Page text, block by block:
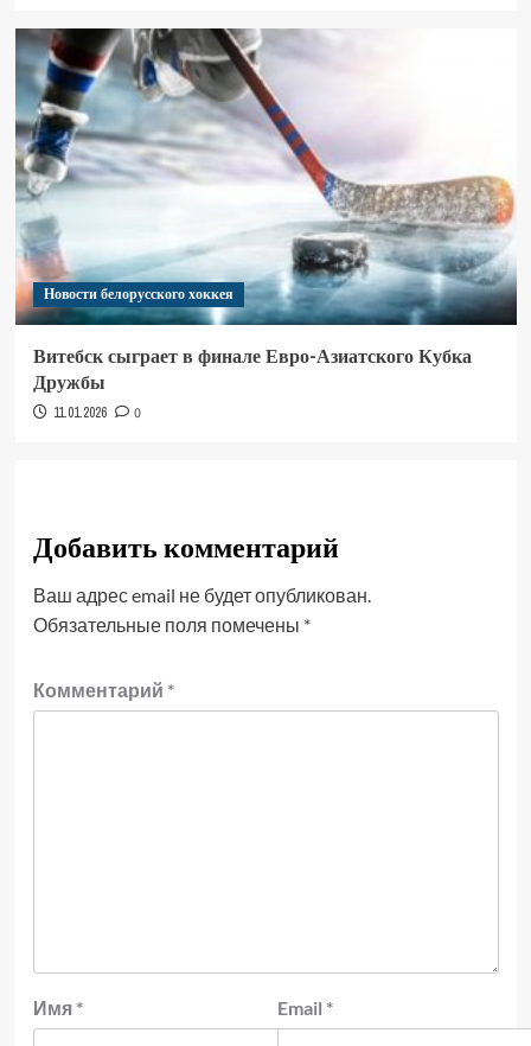
Новости белорусского хоккея
Витебск сыграет в финале Евро-Азиатского Кубка
Дружбы
11.01.2026 0
Добавить комментарий
Ваш адрес email не будет опубликован.
Обязательные поля помечены *
Комментарий *
Имя * Email *